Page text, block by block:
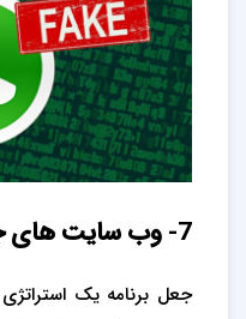
7- وب سایت های جعلی واتس اپ
جعل برنامه یک